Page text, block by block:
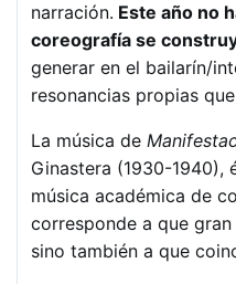
narración. Este año no
coreografía se
generar en el bailarín/
resonancias propias
La música de
Ginastera (1930-1940),
música académica de
corresponde a que
sino también a que